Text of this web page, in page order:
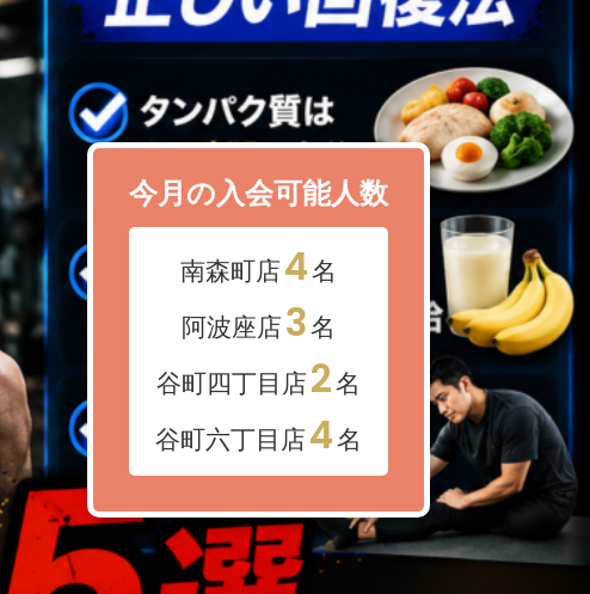
今月の入会可能人数
南森町店4名
阿波座店3名
谷町四丁目店2名
谷町六丁目店4名